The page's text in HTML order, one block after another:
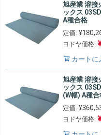
旭産業 溶接
ックス
A種合格
定価: ¥
ヨドヤ価格:
カートに
旭産業 溶接
ックス
(W幅) A種合
定価: ¥
ヨドヤ価格: